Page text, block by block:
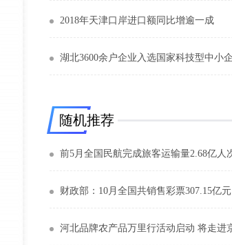
2018年天津口岸进口额同比增逾一成
湖北3600余户企业入选国家科技型中小
随机推荐
前5月全国民航完成旅客运输量2.68亿人